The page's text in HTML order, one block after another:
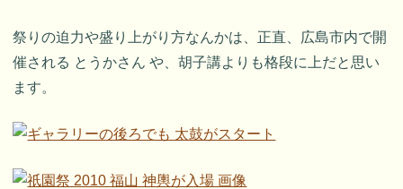
祭りの迫力や盛り上がり方なんかは、正直、広島市内で開
催される とうかさん や、胡子講よりも格段に上だと思い
ます。